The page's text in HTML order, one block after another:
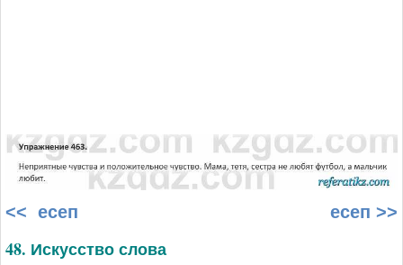
<< есеп есеп >>
48. Искусство слова